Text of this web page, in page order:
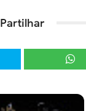
Partilhar